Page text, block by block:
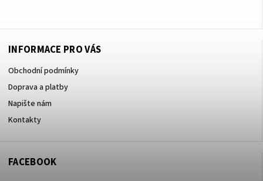
INFORMACE PRO VÁS
Obchodní podmínky
Doprava a platby
Napište nám
Kontakty
FACEBOOK